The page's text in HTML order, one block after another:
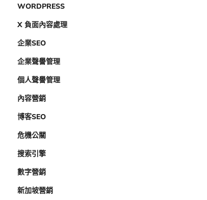
WORDPRESS
X 負面內容處理
企業SEO
企業聲譽管理
個人聲譽管理
內容營銷
博客SEO
危機公關
搜索引擎
數字營銷
新加坡營銷